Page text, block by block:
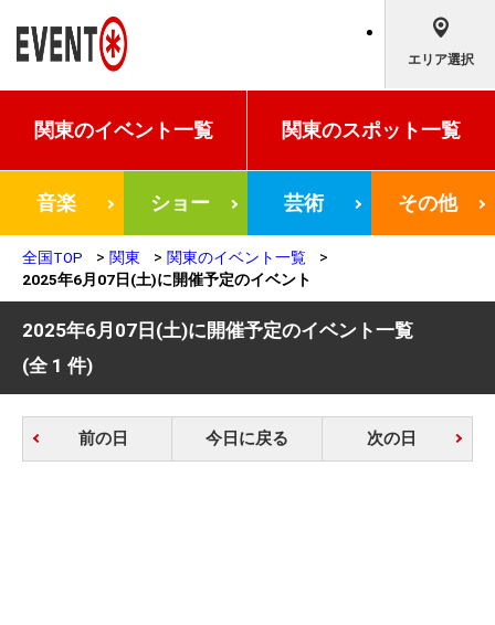
エリア選択
関東のイベント一覧 関東のスポット一覧
音楽 ショー 芸術 その他
全国TOP 関東
関東のイベント一覧
2025年6月07日(土)に開催予定のイベント
2025年6月07日(土)に開催予定のイベント一覧
(全 1 件)
前の日 今日に戻る 次の日